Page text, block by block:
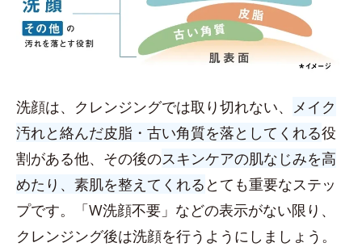
洗顔は、クレンジングでは取り切れない、 メイク
汚れと絡んだ皮脂・古い角質を落としてくれる役
割がある他、その後のスキンケアの肌なじみを高
めたり、素肌を整えてくれる とても重要なステッ
プです。「W洗顔不要」などの表示がない限り、
クレンジング後は洗顔を行うようにしましょう。